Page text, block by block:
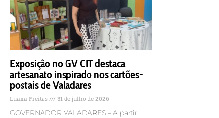
Exposição no GV CIT destaca
artesanato inspirado nos cartões-
postais de Valadares
Luana Freitas 31 de julho de 2026
GOVERNADOR VALADARES – A partir